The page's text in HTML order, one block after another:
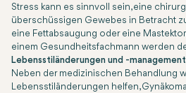
Stress kann es sinnvoll sein, eine
überschüssigen Gewebes in Betracht
eine Fettabsaugung oder eine
einem Gesundheitsfachmann werden
Lebensstiländerungen und -management
Neben der medizinischen Behandlung
Lebensstiländerungen helfen,